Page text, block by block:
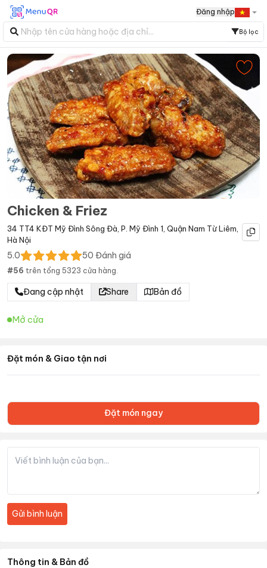
Đăng nhập
Bộ lọc
Chicken & Friez
34 TT4 KĐT Mỹ Đình Sông Đà P. Mỹ Đình 1 Quận Nam Từ Liêm
Hà Nội
5.0 50 Đánh giá
#56 trên tổng 5323 cửa hàng.
Đang cập nhật Share Bản đồ
Mở cửa
Đặt món & Giao tận nơi
Đặt món ngay
Gửi bình luận
Thông tin & Bản đồ